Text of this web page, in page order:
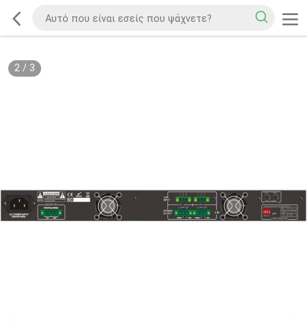
2/ 3